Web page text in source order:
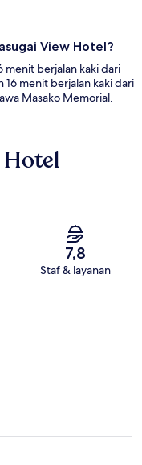
View Hotel?
menit berjalan kaki dari
16 menit berjalan kaki dari
Masako Memorial.
Hotel
7,8
Staf & layanan